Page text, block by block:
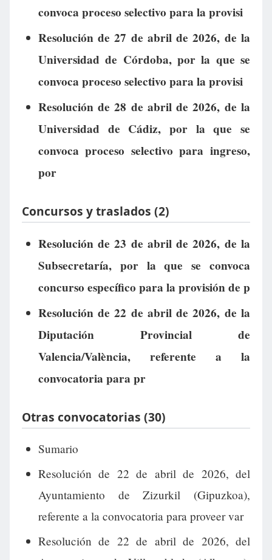
convoca proceso selectivo para la provisi
Resolución de 27 de abril de 2026, de la
Universidad de Córdoba, por la que se
convoca proceso selectivo para la provisi
Resolución de 28 de abril de 2026, de la
Universidad de Cádiz, por la que se
convoca proceso selectivo para ingreso,
por
Concursos y traslados (2)
Resolución de 23 de abril de 2026, de la
Subsecretaría, por la que se convoca
concurso específico para la provisión de p
Resolución de 22 de abril de 2026, de la
Diputación Provincial de
Valencia/València, referente a la
convocatoria para pr
Otras convocatorias (30)
Sumario
Resolución de 22 de abril de 2026, del
Ayuntamiento de Zizurkil (Gipuzkoa),
referente a la convocatoria para proveer var
Resolución de 22 de abril de 2026, del